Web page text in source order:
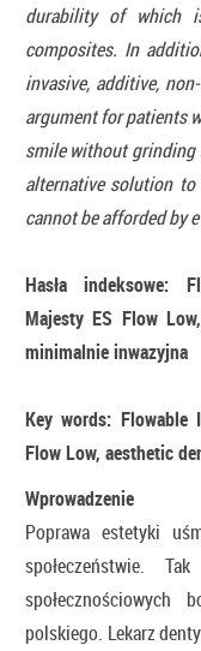
durability of which
composites. In
invasive, additive,
argument for patients
smile without grinding
alternative solution
cannot be afforded by
Hasła indeksowe:
Majesty ES Flow
minimalnie inwazyjna
Key words: Flowable
Flow Low, aesthetic
Wprowadzenie
Poprawa estetyki
społeczeństwie.
społecznościowych
polskiego. Lekarz